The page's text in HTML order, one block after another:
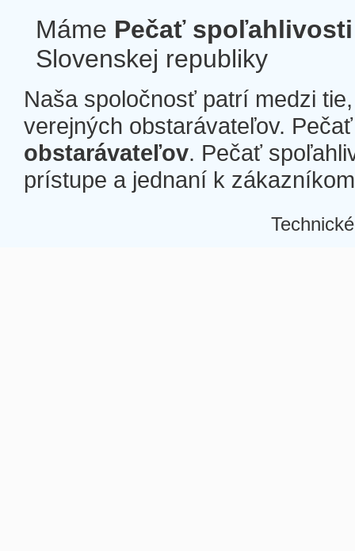
Máme Pečať spoľahlivosti
Slovenskej republiky
Naša spoločnosť patrí medzi
verejných obstarávateľov.
obstarávateľov. Pečať
prístupe a jednaní k